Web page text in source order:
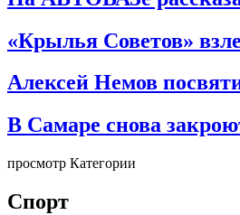
«Крылья Советов»
Алексей Немов
В Самаре снова
просмотр Категории
Спорт